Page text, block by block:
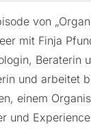
von
mit Finja
Beraterin
und arbeitet
einem
und